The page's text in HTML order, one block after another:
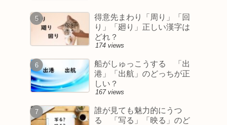
得意先まわり「周り」「回
り」「廻り」正しい漢字は
どれ？
174 views
船がしゅっこうする 「出
港」「出航」のどっちが正
しい？
167 views
誰が見ても魅力的にうつ
る 「写る」「映る」のど